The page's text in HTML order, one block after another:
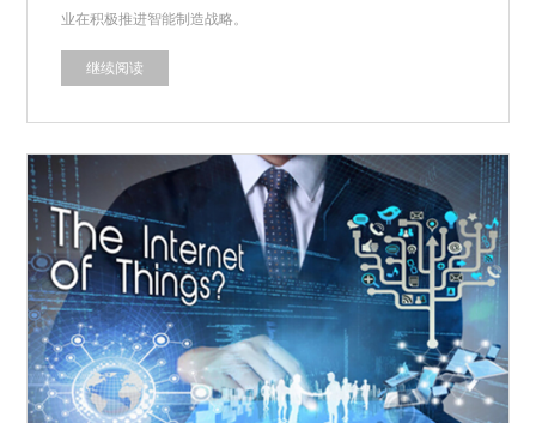
业在积极推进智能制造战略。
继续阅读